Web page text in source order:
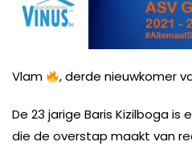
Vlam , derde nieuwkomer
De 23 jarige Baris Kizilboga
die de overstap maakt van